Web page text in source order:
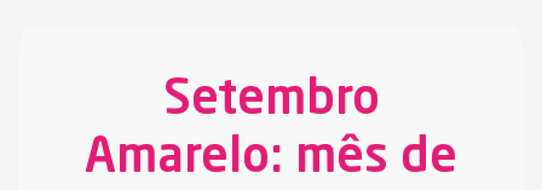
Setembro
Amarelo: mês de